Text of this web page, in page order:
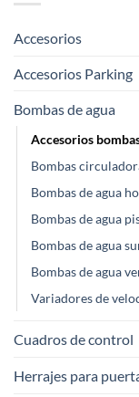
Accesorios
Accesorios Parking
Bombas de agua
Accesorios
Bombas
Bombas de agua
Bombas de agua
Bombas de agua
Bombas de agua
Variadores de
Cuadros de control
Herrajes para